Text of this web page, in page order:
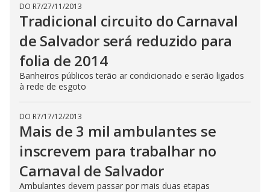
DO R7/27/11/2013
Tradicional circuito do Carnaval
de Salvador será reduzido para
folia de 2014
Banheiros públicos terão ar condicionado e serão ligados
à rede de esgoto
DO R7/17/12/2013
Mais de 3 mil ambulantes se
inscrevem para trabalhar no
Carnaval de Salvador
Ambulantes devem passar por mais duas etapas